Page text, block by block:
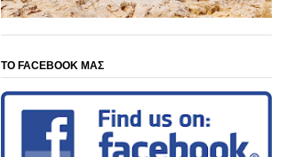
ΤΟ FACEBOOK ΜΑΣ